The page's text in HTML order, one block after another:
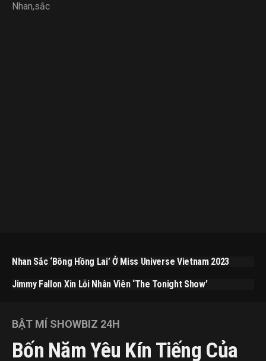
Nhan,sắc
Nhan Sắc ‘bông Hồng Lai’ Ở Miss Universe Vietnam 2023
Jimmy Fallon Xin Lỗi Nhân Viên ‘The Tonight Show’
BẬT MÍ SHOWBIZ 24H
Bốn Năm Yêu Kín Tiếng Của